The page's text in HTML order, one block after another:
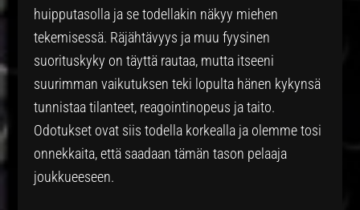
huipputasolla ja se todellakin näkyy miehen
tekemisessä. Räjähtävyys ja muu fyysinen
suorituskyky on täyttä rautaa, mutta itseeni
suurimman vaikutuksen teki lopulta hänen kykynsä
tunnistaa tilanteet, reagointinopeus ja taito.
Odotukset ovat siis todella korkealla ja olemme tosi
onnekkaita, että saadaan tämän tason pelaaja
joukkueeseen.